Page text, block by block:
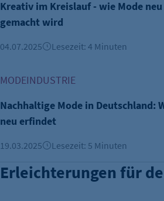
Kreativ im Kreislauf - wie Mode
gemacht wird
04.07.2025 Lesezeit: 4 Minuten
MODEINDUSTRIE
Nachhaltige Mode in Deutschland:
neu erfindet
19.03.2025 Lesezeit: 5 Minuten
Erleichterungen für